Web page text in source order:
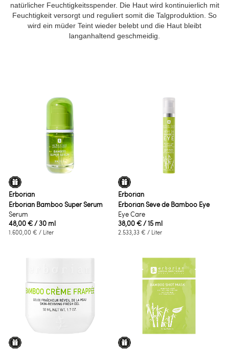
natürlicher Feuchtigkeitsspender. Die Haut wird kontinuierlich mit
Feuchtigkeit versorgt und reguliert somit die Talgproduktion. So
wird ein müder Teint wieder belebt und die Haut bleibt
langanhaltend geschmeidig.
Erborian
Erborian Bamboo Super Serum
Serum
48,00 €/ 30 ml
1.600,00 € / Liter
Erborian
Erborian Sève de Bamboo Eye
Eye Care
38,00 €/ 15 ml
2.533,33 € / Liter